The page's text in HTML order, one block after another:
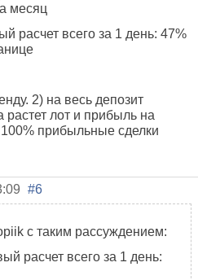
месяц
расчет всего за 1 день: 47%
2) на весь депозит
растет лот и прибыль на
прибыльные сделки
#6
с таким рассуждением:
расчет всего за 1 день: